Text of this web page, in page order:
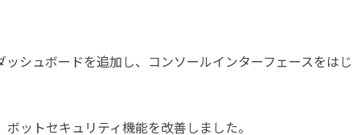
シュボードを追加し、コンソールインターフェースをは
ットセキュリティ機能を改善しました。